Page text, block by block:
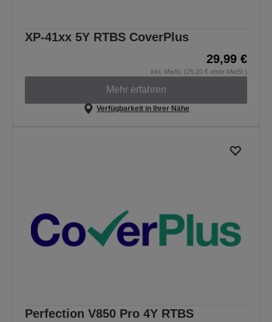
XP-41xx 5Y RTBS CoverPlus
29,99 €
inkl. MwSt. (25,20 € ohne MwSt.)
Mehr erfahren
Verfügbarkeit in Ihrer Nähe
Perfection V850 Pro 4Y RTBS